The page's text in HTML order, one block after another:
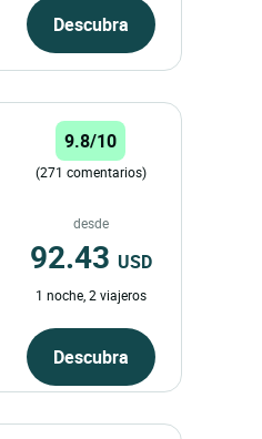
Descubra
9.8/10
(271 comentarios)
desde
92.43 USD
1 noche, 2 viajeros
Descubra